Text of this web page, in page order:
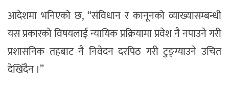
आदेशमा भनिएको छ, “संविधान र कानूनको व्याख्यासम्बन्धी
यस प्रकारको विषयलाई न्यायिक प्रक्रियामा प्रवेश नै नपाउने गरी
प्रशासनिक तहबाट नै निवेदन दरपिठ गरी टुङ्ग्याउने उचित
देखिँदैन ।”